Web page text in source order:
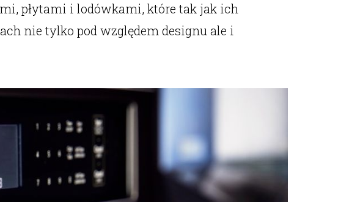
płytami i lodówkami, które tak jak ich
nie tylko pod względem designu ale i